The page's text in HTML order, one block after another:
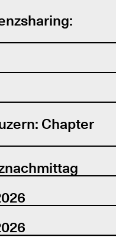
Chapter